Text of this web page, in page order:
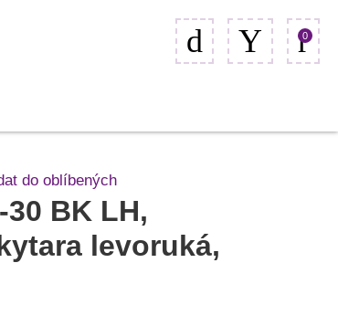
0
do oblíbených
30 BK LH,
levoruká,